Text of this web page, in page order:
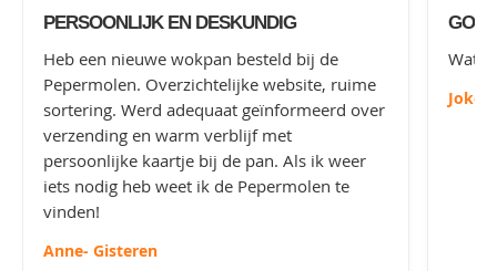
PERSOONLIJK EN DESKUNDIG
Heb een nieuwe wokpan besteld bij de
Pepermolen. Overzichtelijke website, ruime
sortering. Werd adequaat geïnformeerd over
verzending en warm verblijf met
persoonlijke kaartje bij de pan. Als ik weer
iets nodig heb weet ik de Pepermolen te
vinden!
Anne- Gisteren
Wat
Joke